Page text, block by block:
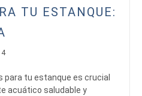
TU ESTANQUE:
para tu estanque es crucial
acuático saludable y